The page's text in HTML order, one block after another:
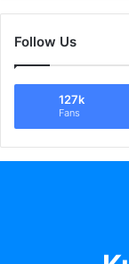
Follow Us
127k
Fans